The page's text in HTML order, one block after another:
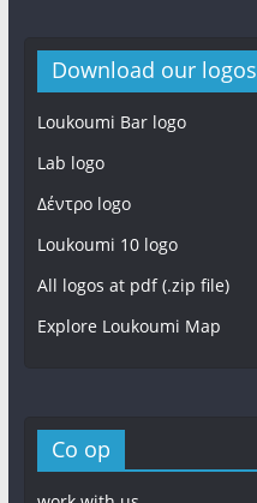
Download our logos
Loukoumi Bar logo
Lab logo
Δέντρο logo
Loukoumi 10 logo
All logos at pdf (.zip file)
Explore Loukoumi Map
Co op